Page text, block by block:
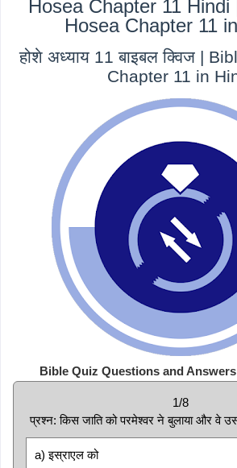
Hosea Chapter 11 Hindi
Hosea Chapter 11
होशे अध्याय 11 बाइबल क्विज |
Chapter 11 in
Bible Quiz Questions and
1/8
प्रश्न: किस जाति को परमेश्वर ने बुलाया और वे
a) इस्राएल को